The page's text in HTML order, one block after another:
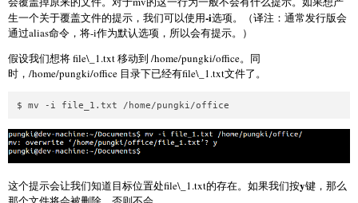
生一个关于覆盖文件的提示，我们可以使用-i选项。（译注：通常发行版会
通过alias命令，将-i作为默认选项，所以会有提示。）
假设我们想将 file\_1.txt 移动到 /home/pungki/office。同
时，/home/pungki/office 目录下已经有file\_1.txt文件了。
这个提示会让我们知道目标位置处file\_1.txt的存在。如果我们按y键，那么